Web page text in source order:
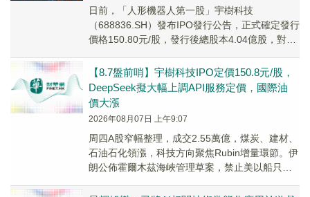
日前，「人形機器人第一股」宇樹科技
（688836.SH）發布IPO發行公告，正式確定發行
價格150.80元/股，發行後總股本4.04億股，對應
【8.7盤前哨】宇樹科技IPO定價150.8元/股，
DeepSeek擬大幅上調API服務定價，國際油
價大漲
2026年08月07日 上午9:07
周四A股窄幅整理，成交2.55萬億，煤炭、建材、
石油石化領漲，科技方向聚焦Rubin增量環節。伊
朗公佈霍爾木茲海峽管理草案，禁止美以船只通